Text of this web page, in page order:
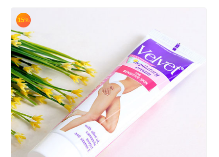
15%